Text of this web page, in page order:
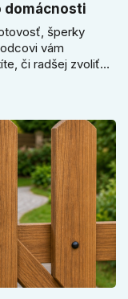
domácnosti
šperky
vám
či radšej zvoliť